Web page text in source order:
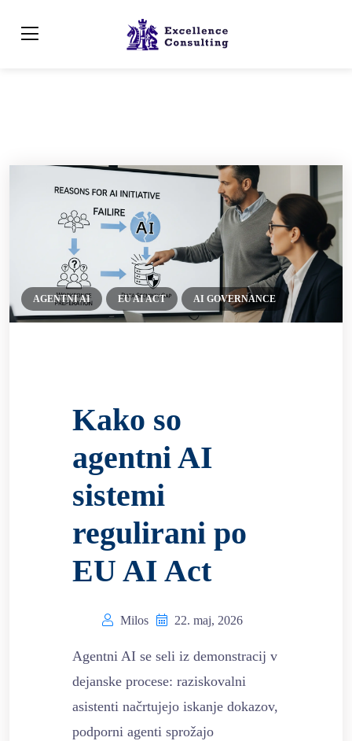
AGENTNI AI EU AI ACT AI GOVERNANCE
Kako so
agentni AI
sistemi
regulirani po
EU AI Act
Milos 22. maj, 2026
Agentni AI se seli iz demonstracij v
dejanske procese: raziskovalni
asistenti načrtujejo iskanje dokazov,
podporni agenti sprožajo